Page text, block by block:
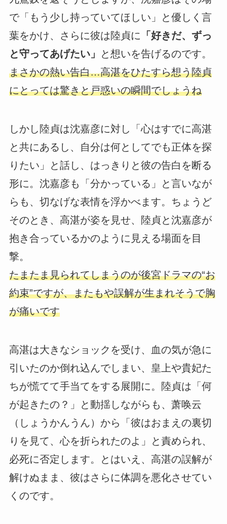
で「もう少し持っていてほしい」と優しく言
葉をかけ、さらに彼は陸貞に 「好きだ、ずっ
と守ってあげたい」
と想いを告げるのです。
まさかの熱い告白…高湛をひたすら想う陸貞
にとっては驚きと戸惑いの瞬間でしょうね
しかし陸貞は沈嘉彦に対し「心はすでに高湛
と共にあるし、自分は何としてでも正体を探
りたい」と話し、はっきりと彼の告白を断る
形に。沈嘉彦も「分かっている」と言いなが
らも、切なげな表情を浮かべます。ちょうど
そのとき、高湛が姿を見せ、陸貞と沈嘉彦が
抱き合っているかのように見える場面を目
撃。
たまたま見られてしまうのが後宮ドラマの“お
約束”ですが、またもや誤解が生まれそうで胸
が痛いです
高湛は大きなショックを受け、血の気が急に
引いたのか倒れ込んでしまい、皇上や貴妃た
ちが慌てて手当てをする展開に。陸貞は「何
が起きたの？」と動揺しながらも、萧唤云
（しょうかんうん）から「彼はおまえの裏切
りを見て、心を折られたのよ」と責められ、
必死に否定します。とはいえ、高湛の誤解が
解けぬまま、彼はさらに体調を悪化させてい
くのです。